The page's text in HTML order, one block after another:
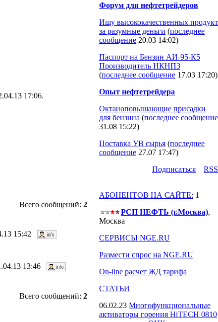
17:06.
Всего сообщений: 2
15:42
13:46
Всего сообщений: 2
Форум для нефтетрейдеров
Ищу высококачественных продукт
за разумные деньги (последнее
сообщение 20.03 14:02)
Паспорт на Бензин АИ-95-К5
Производитель НКНПЗ
(последнее сообщение 17.03 17:20)
Опыт нефтетрейдера
Октаноповышающие присадки
для бензина (последнее сообщение
31.08 15:22)
Поставка УВ сырья (последнее
сообщение 27.07 17:47)
Подпиcаться
RSS
АБОНЕНТОВ НА САЙТЕ: 1
РСП НЕФТЬ (г.Москва),
Москва
СЕРВИСЫ NGE.RU
Размести спрос на NGE.RU
On-line расчет ЖД тарифа
СТАТЬИ
06.02.23 Многофункциональные
активаторы горения HiTECH 0810